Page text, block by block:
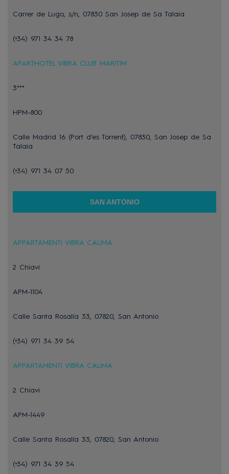
Carrer de Lugo, s/n, 07830 San Josep de Sa Talaia
(+34) 971 34 34 78
APARTHOTEL VIBRA CLUB MARITIM
3***
HPM-800
Calle Madrid 16 (Port d'es Torrent), 07830, San Josep de Sa
Talaia
(+34) 971 34 07 50
SAN ANTONIO
APPARTAMENTI VIBRA CALIMA
2 Chiavi
APM-1104
Calle Santa Rosalía 33, 07820, San Antonio
(+34) 971 34 39 54
APPARTAMENTI VIBRA CALIMA
2 Chiavi
APM-1449
Calle Santa Rosalía 33, 07820, San Antonio
(+34) 971 34 39 54